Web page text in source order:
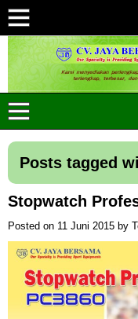
CV JAYA
Menyediakan
Posts tagged
Stopwatch
Posted on 11 Juni 2015 by